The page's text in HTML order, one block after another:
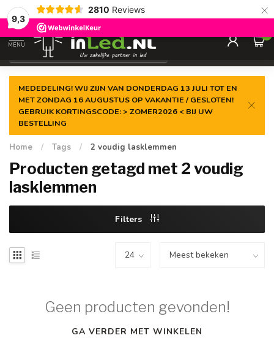
9,3
2810 Reviews ×
Gegarandeerde delaagste prijs
MENU
0
MEDEDELING! WIJ ZIJN VAN DONDERDAG 13 JULI TOT EN
MET ZONDAG 16 AUGUSTUS OP VAKANTIE / GESLOTEN!
GEBRUIK KORTINGSCODE: > ZOMER2026 < BIJ UW
BESTELLING
Home / Tags / 2 voudig lasklemmen
Producten getagd met 2 voudig
lasklemmen
Filters
Geen producten gevonden!
GA VERDER MET WINKELEN